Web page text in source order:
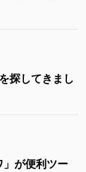
探してきまし
」が便利ツー